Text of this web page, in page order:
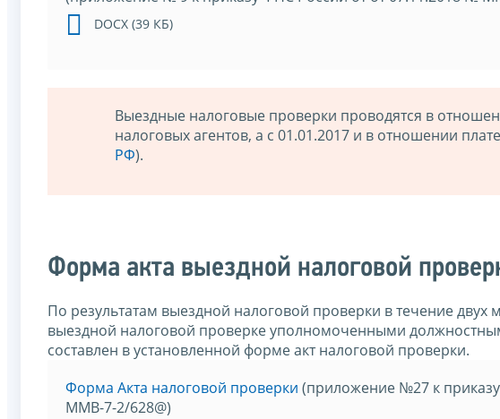
DOCX (39 КБ)
Выездные налоговые проверки проводятся в
налоговых агентов, а с 01.01.2017 и в отношении
РФ).
Форма акта выездной налоговой
По результатам выездной налоговой проверки в течение двух
выездной налоговой проверке уполномоченными
составлен в установленной форме акт налоговой проверки.
Форма Акта налоговой проверки (приложение №27 к
ММВ-7-2/628@)